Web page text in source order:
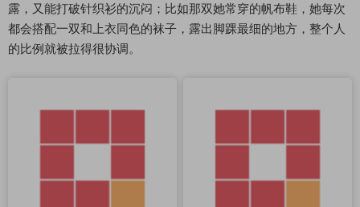
露，又能打破针织衫的沉闷；比如那双她常穿的帆布鞋，她每次
都会搭配一双和上衣同色的袜子，露出脚踝最细的地方，整个人
的比例就被拉得很协调。